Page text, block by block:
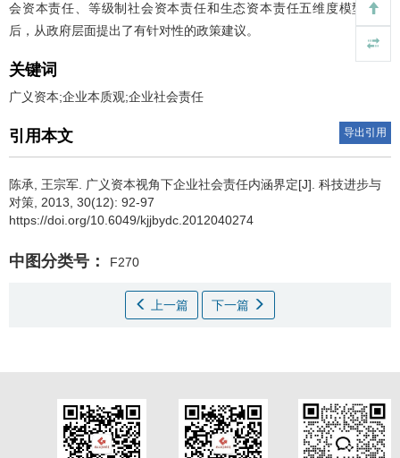
会资本责任、等级制社会资本责任和生态资本责任五维度模型。最
后，从政府层面提出了有针对性的政策建议。
关键词
广义资本;企业本质观;企业社会责任
引用本文 导出引用
陈承 王宗军
广义资本视角下企业社会责任内涵界定[J]. 科技进步与
对策, 2013, 30(12): 92-97
https://doi.org/10.6049/kjjbydc.2012040274
中图分类号： F270
上一篇 下一篇